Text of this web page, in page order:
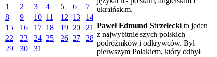
1
2 3 4 5 6
7
8
9 10 11 12 13
14
15
16 17 18 19 20
21
22
23 24 25 26 27
28
29
30 31
ukraińskim.
Paweł Edmund Strzelecki to jeden
z najwybitniejszych polskich
podróżników i odkrywców. Był
pierwszym Polakiem, który odbył